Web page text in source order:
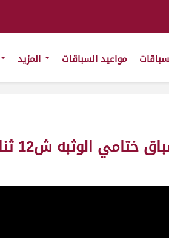
مواعيد السباقات